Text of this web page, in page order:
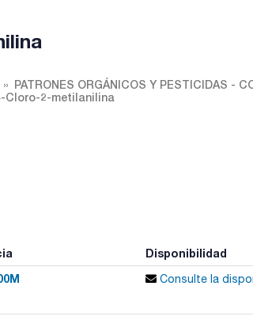
PATRONES ORGÁNICOS Y PESTICIDAS -
Cloro-2-metilanilina
Disponibilidad
Consulte la